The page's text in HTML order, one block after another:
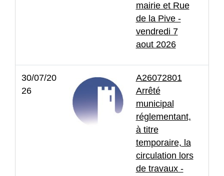
mairie et Rue
de la Pive -
vendredi 7
aout 2026
30/07/20
26
A26072801
Arrêté
municipal
réglementant,
à titre
temporaire, la
circulation lors
de travaux -